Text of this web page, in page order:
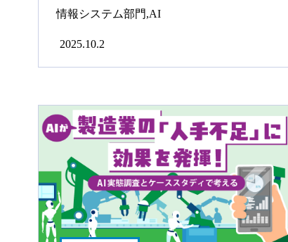
情報システム部門,AI
2025.10.2